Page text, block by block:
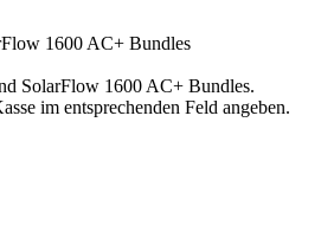
1600 AC+ Bundles
SolarFlow 1600 AC+ Bundles.
im entsprechenden Feld angeben.